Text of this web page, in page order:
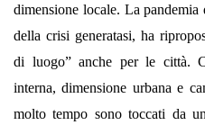
dimensione locale. La
della crisi generatasi, ha
di luogo” anche per le città.
interna, dimensione urbana e
molto tempo sono toccati da